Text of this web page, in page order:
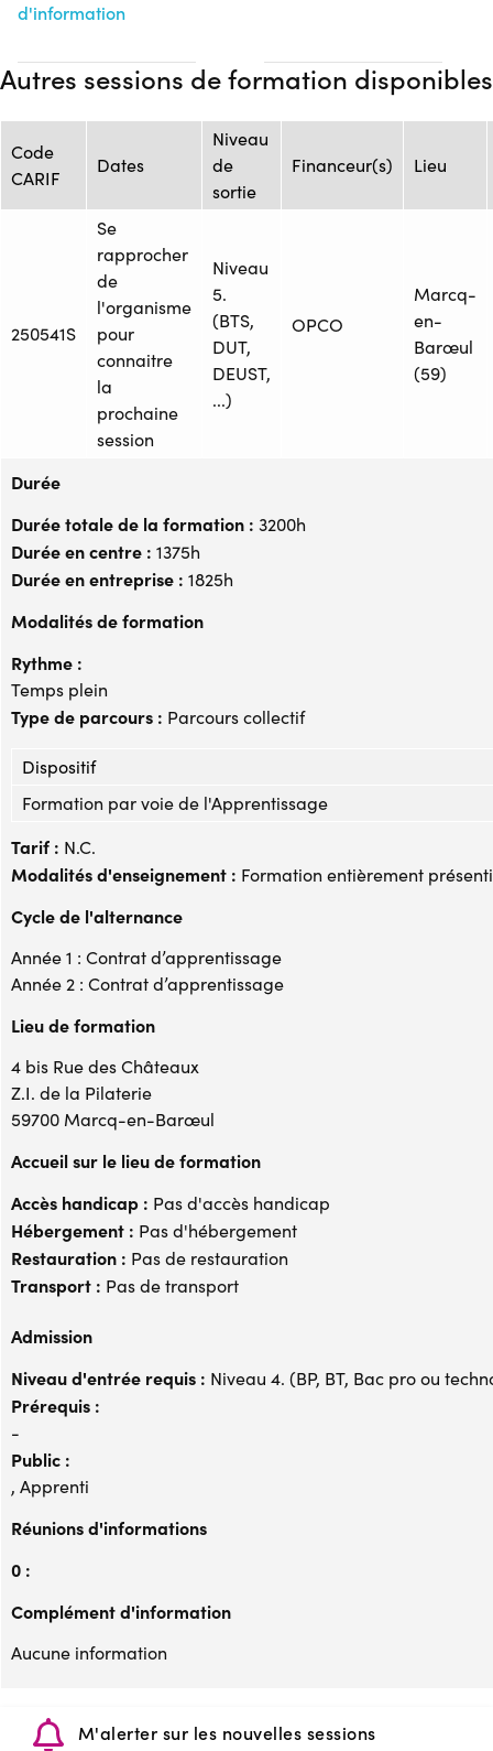
d'information
Autres sessions de formation disponibles
Code
CARIF
Dates
Niveau
de
sortie
Financeur(s) Lieu
250541S
Se
rapprocher
de
l'organisme
pour
connaitre
la
prochaine
session
Niveau
5.
(BTS,
DUT,
DEUST,
...)
OPCO
Marcq-
en-
Barœul
(59)
Durée
Durée totale de la formation : 3200h
Durée en centre : 1375h
Durée en entreprise : 1825h
Modalités de formation
Rythme :
Temps plein
Type de parcours : Parcours collectif
Dispositif
Formation par voie de l'Apprentissage
Tarif : N.C.
Modalités d'enseignement : Formation entièrement
Cycle de l'alternance
Année 1 : Contrat d’apprentissage
Année 2 : Contrat d’apprentissage
Lieu de formation
4 bis Rue des Châteaux
Z.I. de la Pilaterie
59700 Marcq-en-Barœul
Accueil sur le lieu de formation
Accès handicap : Pas d'accès handicap
Hébergement : Pas d'hébergement
Restauration : Pas de restauration
Transport : Pas de transport
Admission
Niveau d'entrée requis : Niveau 4. (BP, BT, Bac pro ou
Prérequis :
-
Public :
, Apprenti
Réunions d'informations
0 :
Complément d'information
Aucune information
M'alerter sur les nouvelles sessions